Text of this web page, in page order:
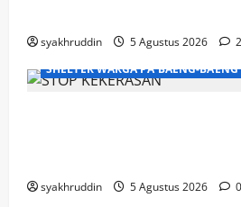
syakhruddin 5 Agustus 2026
2
SHELTER WARGA PA'BAENG-BAENG
syakhruddin 5 Agustus 2026 0